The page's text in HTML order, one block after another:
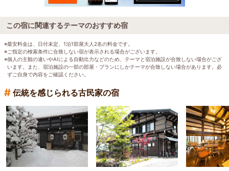
この宿に関連するテーマのおすすめ宿
※最安料金は、日付未定、1泊1部屋大人2名の料金です。
※ご指定の検索条件に合致しない宿が表示される場合がございます。
※個人の主観の違いやAIによる自動出力などのため、テーマと宿泊施設が合致しない場合がござ
います。また、宿泊施設の一部の部屋・プランにしかテーマが合致しない場合があります。必
ずご自身で内容をご確認ください。
# 伝統を感じられる古民家の宿